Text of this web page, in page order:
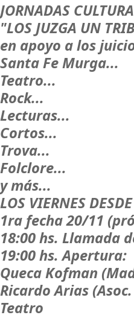
JORNADAS
"LOS JUZGA UN
en apoyo a los
Santa Fe Murga...
Teatro...
Rock...
Lecturas...
Cortos...
Trova...
Folclore...
y más...
LOS VIERNES
1ra fecha 20/11
18:00 hs. Llamada
19:00 hs. Apertura:
Queca Kofman
Ricardo Arias
Teatro